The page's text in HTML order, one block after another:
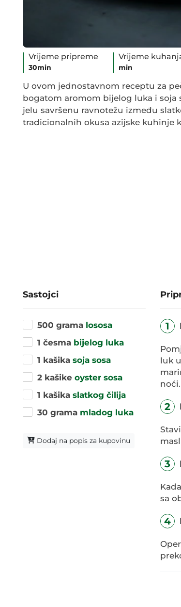
Vrijeme pripreme
30min
Vrijeme
min
U ovom jednostavnom receptu za
bogatom aromom bijelog luka i soja
jelu savršenu ravnotežu između
tradicionalnih okusa azijske kuhinje
Sastojci
500 grama lososa
1 česma bijelog luka
1 kašika soja sosa
2 kašike oyster sosa
1 kašika slatkog čilija
30 grama mladog luka
Dodaj na popis za kupovinu
1
luk
noći.
2
3
sa
4